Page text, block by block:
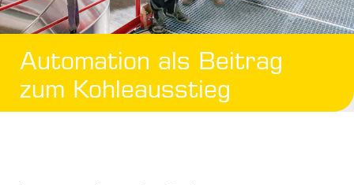
Automation als Beitrag
zum Kohleausstieg